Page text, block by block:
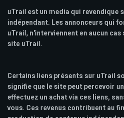
uTrail est un media qui revendique
indépendant. Les annonceurs qui
uTrail, n'interviennent en aucun
site uTrail.
Certains liens présents sur uTrail
signifie que le site peut percevoir
effectuez un achat via ces liens,
vous. Ces revenus contribuent au